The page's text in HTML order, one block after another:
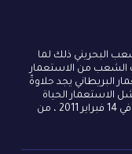
البحريني ذلك لما
الشعب من الاستعمار
البريطاني يجد حلاوةً
الاستعمار الحياة
الحرة. قبل المؤامرة الدنيئة على مملكة البحرين في 14 فبراير 2011 ، من